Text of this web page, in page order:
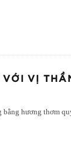
VỊ
bằng hương thơm